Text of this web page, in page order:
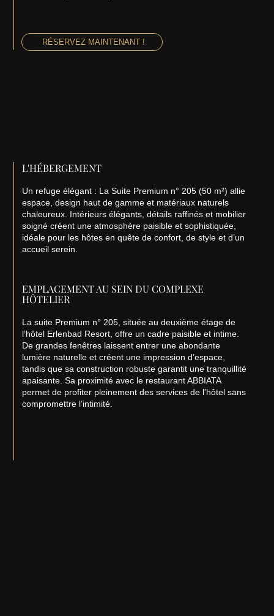
RÉSERVEZ MAINTENANT !
L'HÉBERGEMENT
Un refuge élégant : La Suite Premium n° 205 (50 m²) allie
espace, design haut de gamme et matériaux naturels
chaleureux. Intérieurs élégants, détails raffinés et mobilier
soigné créent une atmosphère paisible et sophistiquée,
idéale pour les hôtes en quête de confort, de style et d’un
accueil serein.
EMPLACEMENT AU SEIN DU COMPLEXE
HÔTELIER
La suite Premium n° 205, située au deuxième étage de
l’hôtel Erlenbad Resort, offre un cadre paisible et intime.
De grandes fenêtres laissent entrer une abondante
lumière naturelle et créent une impression d’espace,
tandis que sa construction robuste garantit une tranquillité
apaisante. Sa proximité avec le restaurant ABBIATA
permet de profiter pleinement des services de l’hôtel sans
compromettre l’intimité.